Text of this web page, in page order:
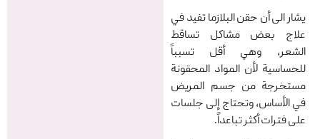
یشار الی أن حقن البلازما تفيد في
علاج بعض مشاكل تساقط
الشعر، وهي أقل تسبباً
للحساسية لأن المواد المحقونة
مستخرجة من جسم المريض
في الأساس، وتحتاج إلى جلسات
على فترات أكثر تباعداً.